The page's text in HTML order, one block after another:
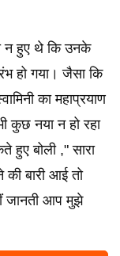
न हुए थे कि उनके
हो गया। जैसा कि
का महाप्रयाण
कुछ नया न हो रहा
बोली ," सारा
बारी आई तो
जानती आप मुझे